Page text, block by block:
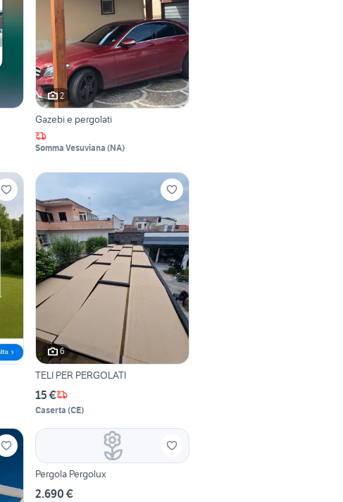
2
Gazebi e pergolati
Somma Vesuviana (NA)
6
TELI PER PERGOLATI
15 €
Caserta (CE)
Pergola Pergolux
2.690 €